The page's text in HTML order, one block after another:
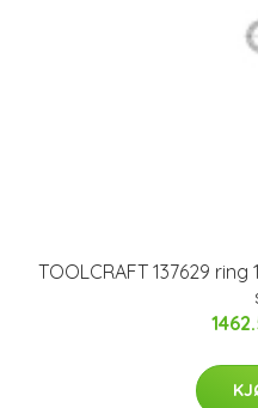
TOOLCRAFT 137629